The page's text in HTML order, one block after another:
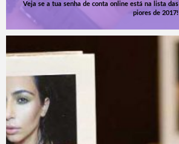
Veja se a tua senha de conta online está na lista das
piores de 2017!